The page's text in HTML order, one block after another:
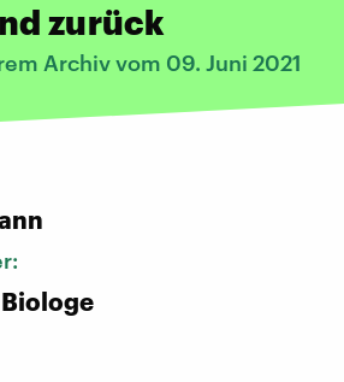
zurück
Archiv vom 09. Juni 2021